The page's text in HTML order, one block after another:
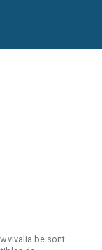
sont